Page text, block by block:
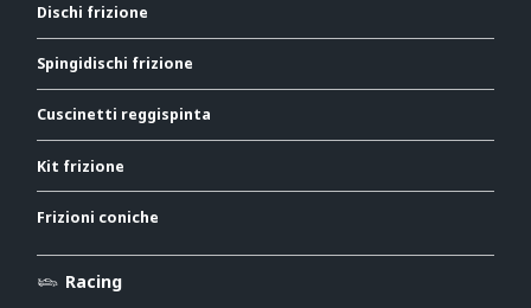
Dischi frizione
Spingidischi frizione
Cuscinetti reggispinta
Kit frizione
Frizioni coniche
Racing